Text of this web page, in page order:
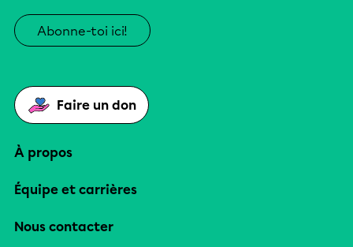
Abonne-toi ici!
Faire un don
À propos
Équipe et carrières
Nous contacter